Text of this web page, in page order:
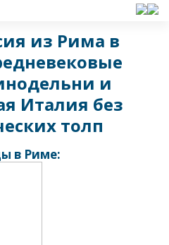
из Рима в
и
Италия без
толп
в Риме: